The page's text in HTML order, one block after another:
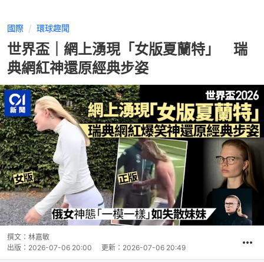
國際 環球趣聞
世界盃｜網上湧現「女版夏蘭特」 瑞
典網紅神還原經典步姿
撰文： 林嘉敏
出版： 2026-07-06 20:00 更新： 2026-07-06 20:49